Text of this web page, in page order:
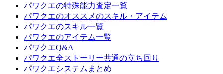
パワクエの特殊能力査定一覧
パワクエのオススメのスキル・アイテム
パワクエのスキル一覧
パワクエのアイテム一覧
パワクエQ&A
パワクエ全ストーリー共通の立ち回り
パワクエシステムまとめ